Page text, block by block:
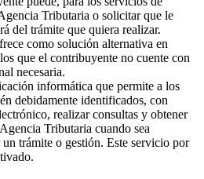
Tributaria o solicitar que le
del trámite que quiera realizar.
como solución alternativa en
que el contribuyente no cuente con
necesaria.
informática que permite a los
debidamente identificados, con
realizar consultas y obtener
Tributaria cuando sea
un trámite o gestión. Este servicio por